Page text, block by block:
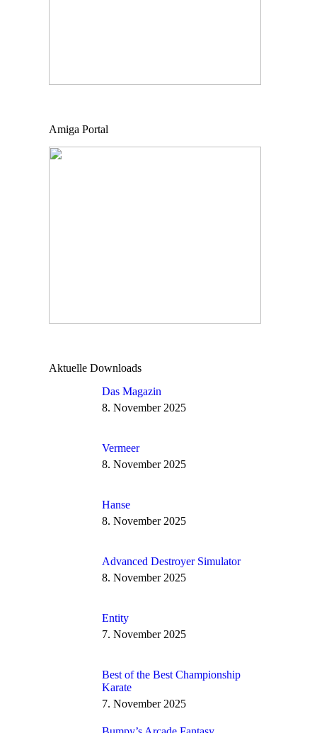
Amiga Portal
Aktuelle Downloads
Das Magazin
8. November 2025
Vermeer
8. November 2025
Hanse
8. November 2025
Advanced Destroyer Simulator
8. November 2025
Entity
7. November 2025
Best of the Best Championship
Karate
7. November 2025